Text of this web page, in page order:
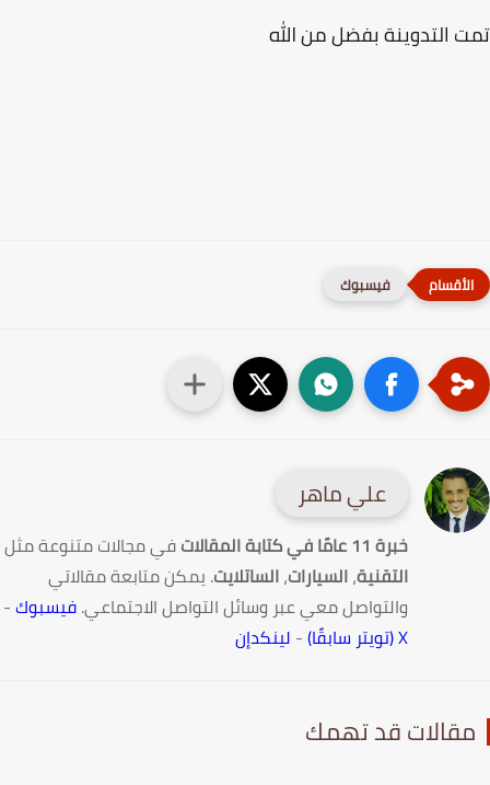
التدوينة بفضل من الله
فيسبوك
علي ماهر
خبرة 11 عامًا في كتابة المقالات
في مجالات متنوعة مثل
التقنية،السيارات،الساتلايت. يمكن متابعة مقالاتي
والتواصل معي عبر وسائل التواصل الاجتماعي.فيسبوك-
-لينكدإن
قد تهمك